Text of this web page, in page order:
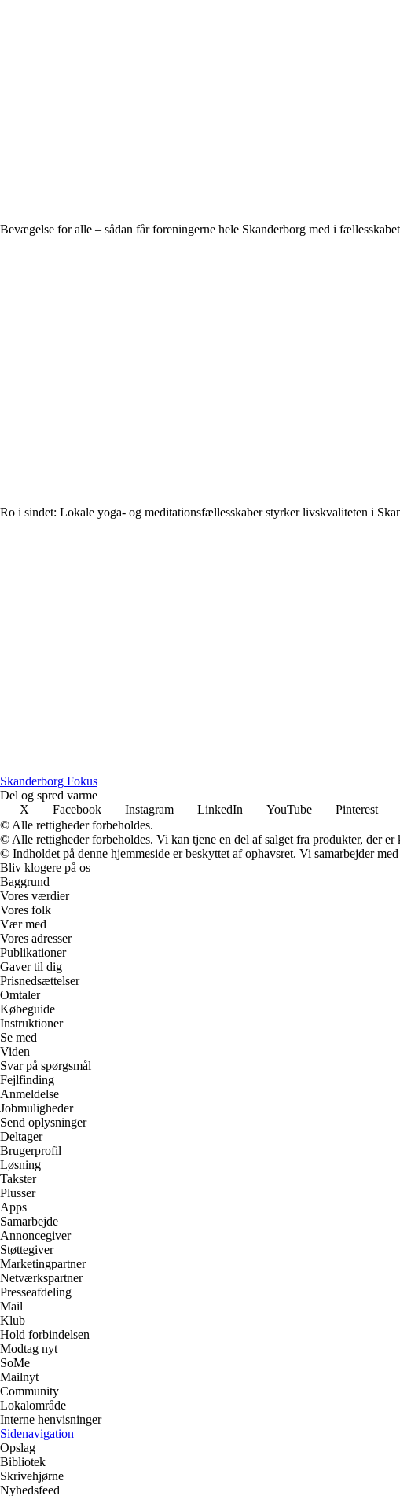
Bevægelse for alle – sådan får foreningerne hele Skanderborg med i fællesskabet
Ro i sindet: Lokale yoga- og meditationsfællesskaber styrker livskvaliteten i
Skanderborg Fokus
Del og spred varme
X
Facebook Instagram LinkedIn YouTube Pinterest
© Alle rettigheder forbeholdes.
© Alle rettigheder forbeholdes. Vi kan tjene en del af salget fra produkter, der
© Indholdet på denne hjemmeside er beskyttet af ophavsret. Vi samarbejder
Bliv klogere på os
Baggrund
Vores værdier
Vores folk
Vær med
Vores adresser
Publikationer
Gaver til dig
Prisnedsættelser
Omtaler
Købeguide
Instruktioner
Se med
Viden
Svar på spørgsmål
Fejlfinding
Anmeldelse
Jobmuligheder
Send oplysninger
Deltager
Brugerprofil
Løsning
Takster
Plusser
Apps
Samarbejde
Annoncegiver
Støttegiver
Marketingpartner
Netværkspartner
Presseafdeling
Mail
Klub
Hold forbindelsen
Modtag nyt
SoMe
Mailnyt
Community
Lokalområde
Interne henvisninger
Sidenavigation
Opslag
Bibliotek
Skrivehjørne
Nyhedsfeed